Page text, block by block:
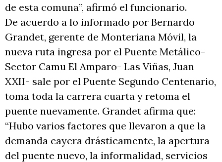
de esta comuna”, afirmó el funcionario.
De acuerdo a lo informado por Bernardo
Grandet, gerente de Monteriana Móvil, la
nueva ruta ingresa por el Puente Metálico-
Sector Camu El Amparo- Las Viñas, Juan
XXII- sale por el Puente Segundo Centenario,
toma toda la carrera cuarta y retoma el
puente nuevamente. Grandet afirma que:
“Hubo varios factores que llevaron a que la
demanda cayera drásticamente, la apertura
del puente nuevo, la informalidad, servicios